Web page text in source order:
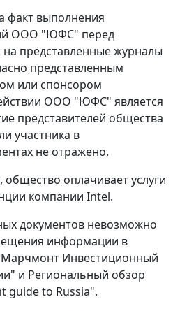
факт выполнения
ООО "ЮФС" перед
представленные журналы
представленным
или спонсором
ООО "ЮФС" является
представителей общества
участника в
не отражено.
оплачивает услуги
компании Intel.
документов невозможно
информации в
Инвестиционный
и Региональный обзор
guide to Russia".